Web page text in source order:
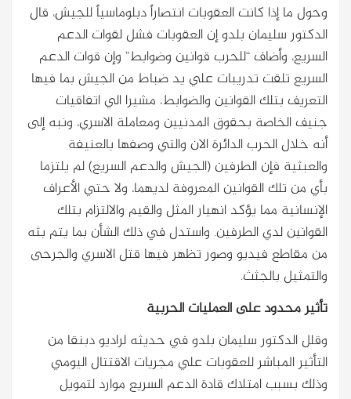
وحول ما إذا كانت العقوبات انتصاراً دبلوماسياً للجيش، قال
الدكتور سليمان بلدو إن العقوبات فشل لقوات الدعم
السريع، وأضاف “للحرب قوانين وضوابط” وإن قوات الدعم
السريع تلقت تدريبات علي يد ضباط من الجيش بما فيها
التعريف بتلك القوانين والضوابط، مشيرا الي اتفاقيات
جنيف الخاصة بحقوق المدنيين ومعاملة الاسري، ونبه إلى
أنه خلال الحرب الدائرة الان والتي وصفها بالعنيفة
والعبثية فإن الطرفين (الجيش والدعم السريع) لم يلتزما
بأي من تلك القوانين المعروفة لديهما، ولا حتي الأعراف
الإنسانية مما يؤكد انهيار المثل والقيم والالتزام بتلك
القوانين لدي الطرفين. واستدل في ذلك الشأن بما يتم بثه
من مقاطع فيديو وصور تظهر فيها قتل الاسري والجرحى
والتمثيل بالجثث.
تأثير محدود على العمليات الحربية
وقلل الدكتور سليمان بلدو في حديثه لراديو دبنقا من
التأثير المباشر للعقوبات علي مجريات الاقتتال اليومي
وذلك بسبب امتلاك قادة الدعم السريع موارد لتمويل